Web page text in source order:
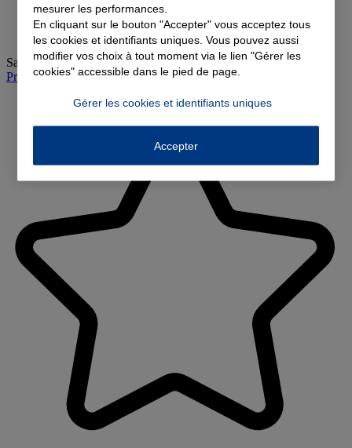
Samedi: 10:00-12:00
Prendre rendez-vous à l'agence
mesurer les performances.
En cliquant sur le bouton "Accepter" vous acceptez tous
les cookies et identifiants uniques. Vous pouvez aussi
modifier vos choix à tout moment via le lien "Gérer les
cookies" accessible dans le pied de page.
Gérer les cookies et identifiants uniques
Accepter